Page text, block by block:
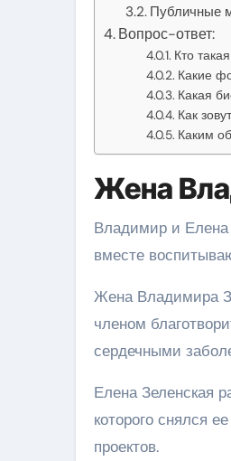
Публичные
Вопрос-ответ:
Кто
Какие
Какая
Как
Каким
Жена
Владимир и Елена
вместе
Жена Владимира
членом
сердечными
Елена Зеленская
которого снялся
проектов.